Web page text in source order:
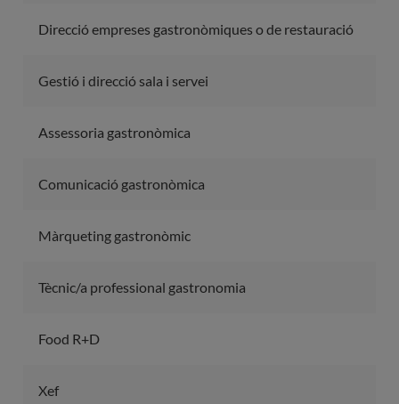
Direcció empreses gastronòmiques o de restauració
Gestió i direcció sala i servei
Assessoria gastronòmica
Comunicació gastronòmica
Màrqueting gastronòmic
Tècnic/a professional gastronomia
Food R+D
Xef